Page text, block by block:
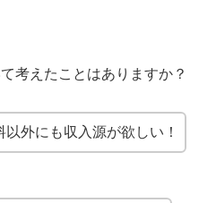
考えたことはありますか？
外にも収入源が欲しい！